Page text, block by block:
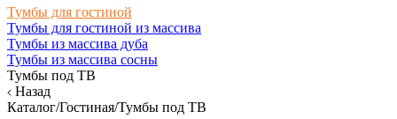
Тумбы для гостиной
Тумбы для гостиной из массива
Тумбы из массива дуба
Тумбы из массива сосны
Тумбы под ТВ
Назад
Каталог/Гостиная/Тумбы под ТВ